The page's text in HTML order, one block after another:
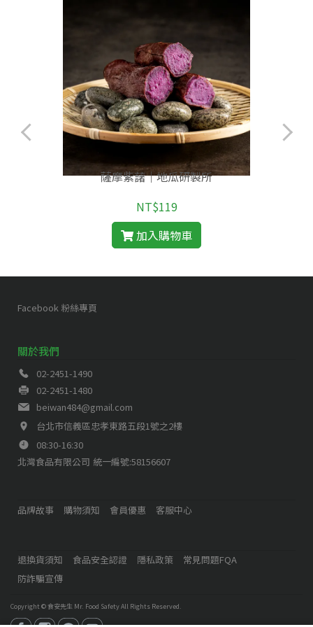
薩摩紫藷｜地瓜研製所
NT$119
加入購物車
關於我們
02-2451-1490
02-2451-1480
beiwan484@gmail.com
台北市信義區忠孝東路五段1號之2樓
08:30-16:30
北灣食品有限公司 統一編號:58156607
品牌故事 購物須知 會員優惠 客服中心
退換貨須知 食品安全認證 隱私政策
常見問題FQA
防詐騙宣傳
Facebook 粉絲專頁
Copyright © 食安先生 Mr. Food SafetyAll Rights Reserved.